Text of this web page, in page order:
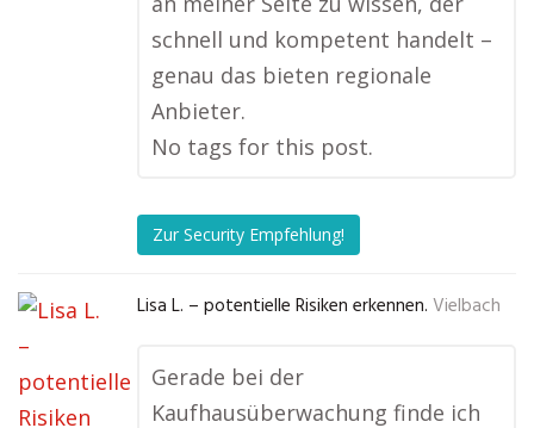
schnell und kompetent handelt –
genau das bieten regionale
Anbieter.
No tags for this post.
Zur Security Empfehlung!
Lisa L. – potentielle Risiken erkennen. Vielbach
Gerade bei der
Kaufhausüberwachung finde ich